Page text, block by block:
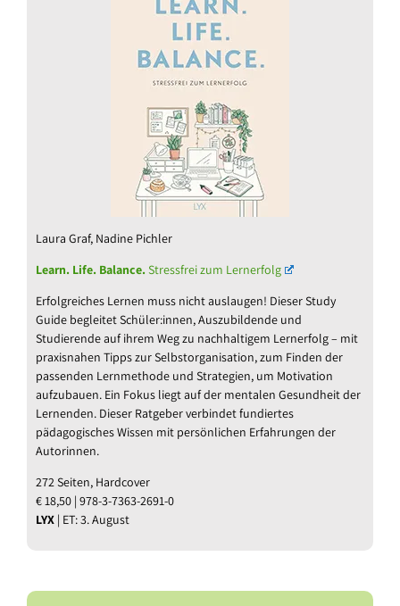
Laura Graf, Nadine Pichler
Learn. Life. Balance.Stressfrei zum Lernerfolg
Erfolgreiches Lernen muss nicht auslaugen! Dieser Study
Guide begleitet Schüler:innen, Auszubildende und
Studierende auf ihrem Weg zu nachhaltigem Lernerfolg – mit
praxisnahen Tipps zur Selbstorganisation, zum Finden der
passenden Lernmethode und Strategien, um Motivation
aufzubauen. Ein Fokus liegt auf der mentalen Gesundheit der
Lernenden. Dieser Ratgeber verbindet fundiertes
pädagogisches Wissen mit persönlichen Erfahrungen der
Autorinnen.
272 Seiten, Hardcover
€ 18,50 | 978-3-7363-2691-0
LYX | ET: 3. August